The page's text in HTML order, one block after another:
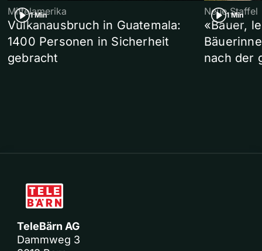
1 Min
Mittelamerika
Vulkanausbruch in Guatemala:
1400 Personen in Sicherheit
gebracht
1 Min
Neue Staffel
«Bauer,
nach der
TeleBärn AG
Dammweg 3